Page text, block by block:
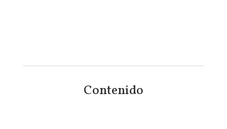
Contenido